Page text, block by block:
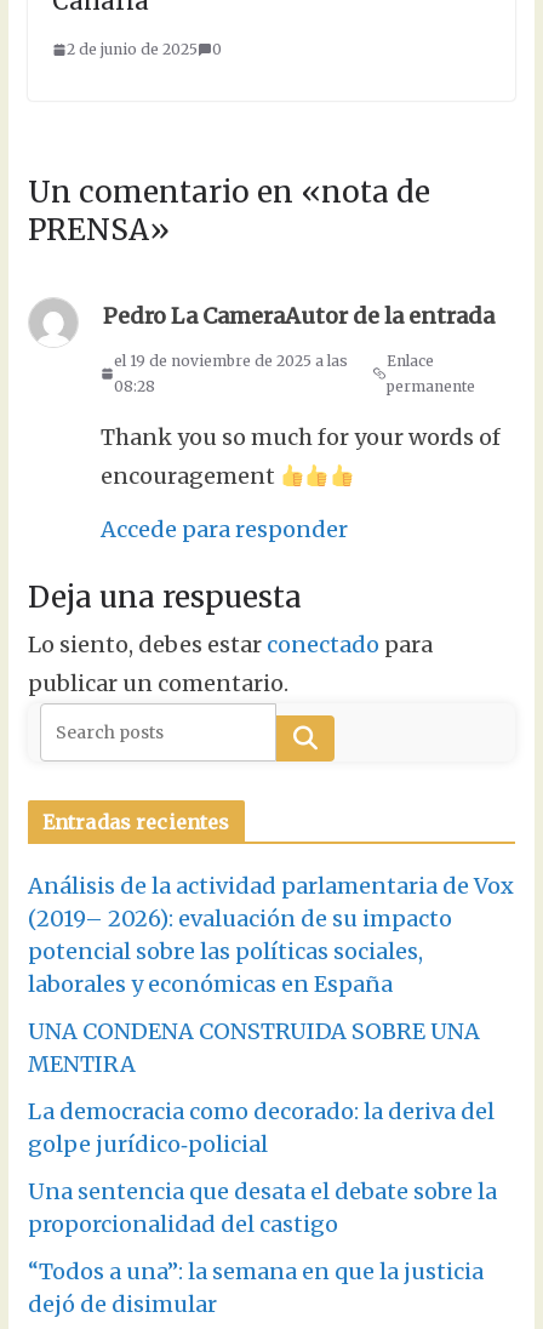
2 de junio de 2025 0
Un comentario en «nota de
PRENSA»
Pedro La CameraAutor de la entrada
el 19 de noviembre de 2025 a las
08:28
Enlace
permanente
Thank you so much for your words of
encouragement
Accede para responder
Deja una respuesta
Lo siento, debes estar conectado para
publicar un comentario.
Buscar
Entradas recientes
Análisis de la actividad parlamentaria de Vox
(2019– 2026): evaluación de su impacto
potencial sobre las políticas sociales,
laborales y económicas en España
UNA CONDENA CONSTRUIDA SOBRE UNA
MENTIRA
La democracia como decorado: la deriva del
golpe jurídico‑policial
Una sentencia que desata el debate sobre la
proporcionalidad del castigo
“Todos a una”: la semana en que la justicia
dejó de disimular